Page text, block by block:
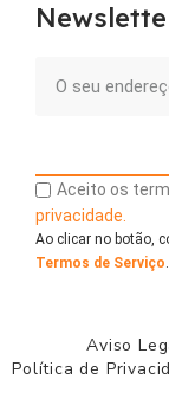
Aceito os
privacidade.
Ao clicar no botão,
Termos de Serviço
Aviso
Política de